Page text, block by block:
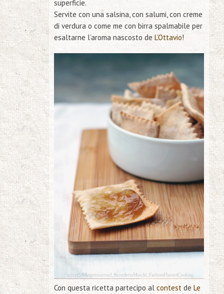
superficie.
Servite con una salsina, con salumi, con creme
di verdura o come me con birra spalmabile per
esaltarne l’aroma nascosto de L’Ottavio!
Con questa ricetta partecipo al contest de Le